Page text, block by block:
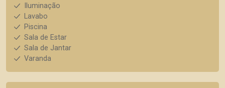
Iluminação
Lavabo
Piscina
Sala de Estar
Sala de Jantar
Varanda